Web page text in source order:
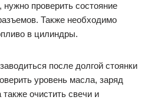
нужно проверить состояние
Также необходимо
в цилиндры.
после долгой стоянки
уровень масла, заряд
очистить свечи и